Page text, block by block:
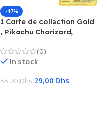
-47%
1 Carte de collection Gold
, Pikachu Charizard,
(0)
In stock
55,00Dhs 29,00 Dhs